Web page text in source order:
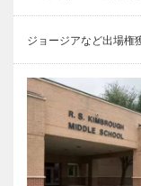
ジョージアなど出場